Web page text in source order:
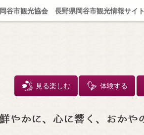
見る楽しむ
体験する
岡谷市観光協会 長野県岡谷市観光情報サイト